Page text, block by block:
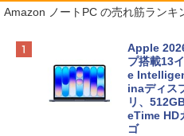
Amazon ノートPC の売れ筋ランキ
Apple
プ搭載13
e
inaディス
リ、
eTime HD
ゴ